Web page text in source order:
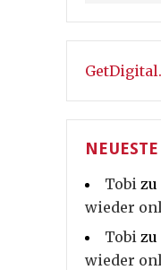
Tobi zu
wieder
Tobi zu
wieder